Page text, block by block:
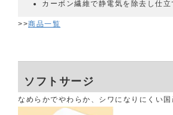
カーボン繊維で静電気を除去し仕立
>>商品一覧
ソフトサージ
なめらかでやわらか、シワになりにくい国